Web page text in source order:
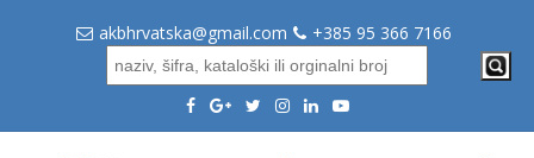
akbhrvatska@gmail.com +385 95 366 7166